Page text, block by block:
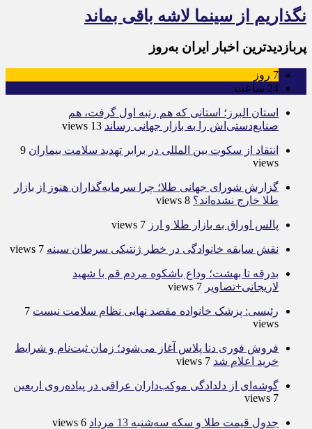
نگذاریم از سینما لاشه باقی بماند
پربازدیدترین اخبار ایران به‌روز
7 روز
24 ساعت
استان البرز؛ استانی که هم رتبه اول گرفت، هم
صنایع‌دستی‌اش را به بازار جهانی رساند 13 views
انتقاد از سکوت بین المللی در برابر تهدید سلامت بیماران 9
views
گزارش شورای جهانی طلا؛ چرا سرمایه‌گذاران هنوز از بازار
طلا خارج نشده‌اند؟ 8 views
پالس اوراق به بازار طلا و ارز 7 views
نقش سابقه خانوادگی در خطر ژنتیکی سرطان سینه 7 views
بدرقه تا بهشت؛ وداع باشکوه مردم قم با شهید
لاریجانی+تصاویر 7 views
رئیسی: پزشک خانواده مقصد نهایی نظام سلامت نیست 7
views
فروش فوری دنا پلاس آغاز می‌شود؛ زمان ثبت‌نام و شرایط
خرید اعلام شد 7 views
گوشه‌ای از دلدادگی موکب‌داران عراقی در پیاده‌روی اربعین
7 views
جدول قیمت طلا و سکه سه‌شنبه 13 مرداد 6 views